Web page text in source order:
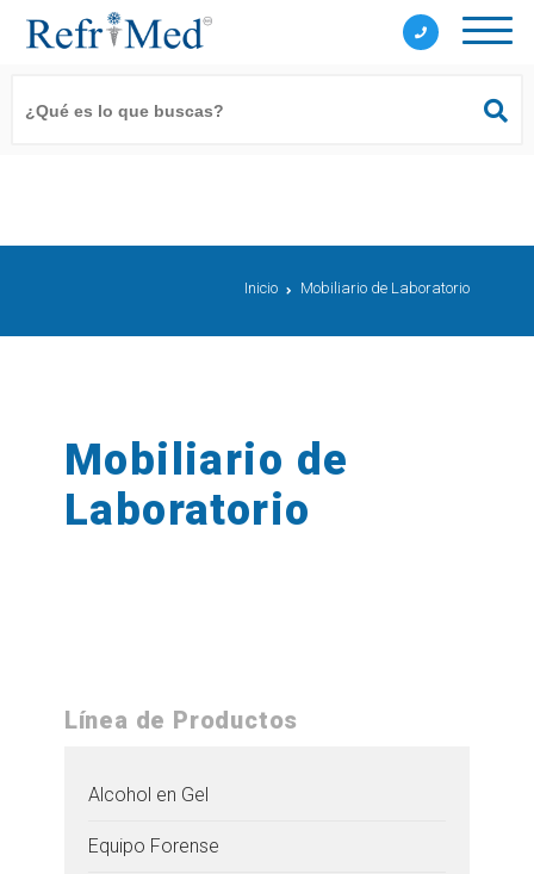
Inicio Mobiliario de Laboratorio
Mobiliario de
Laboratorio
Línea de Productos
Alcohol en Gel
Equipo Forense